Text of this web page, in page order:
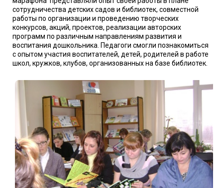
сотрудничества детских садов и библиотек, совместной
работы по организации и проведению творческих
конкурсов, акций, проектов, реализации авторских
программ по различным направлениям развития и
воспитания дошкольника. Педагоги смогли познакомиться
с опытом участия воспитателей, детей, родителей в работе
школ, кружков, клубов, организованных на базе библиотек.